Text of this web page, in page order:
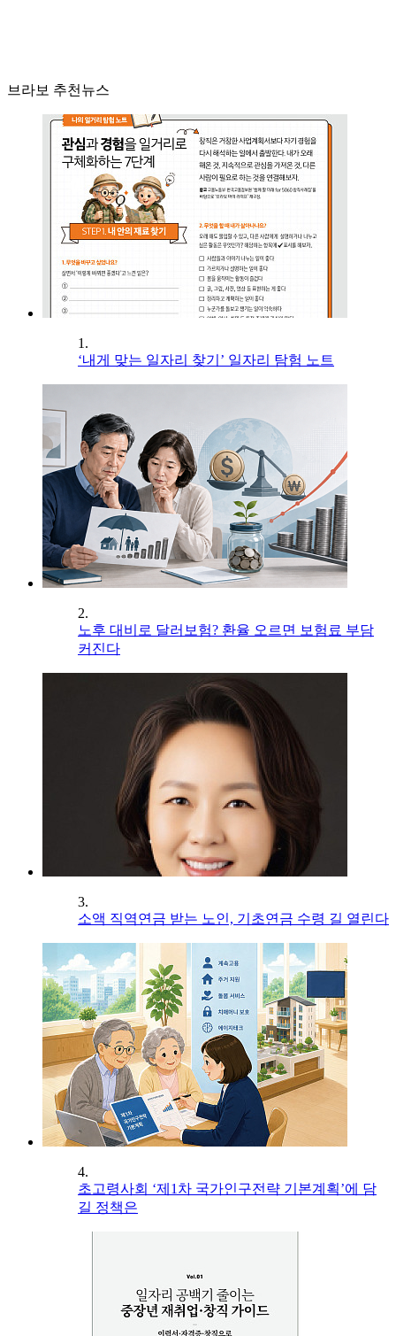
브라보 추천뉴스
1.
‘내게 맞는 일자리 찾기’ 일자리 탐험 노트
2.
노후 대비로 달러보험? 환율 오르면 보험료 부담
커진다
3.
소액 직역연금 받는 노인, 기초연금 수령 길 열린다
4.
초고령사회 ‘제1차 국가인구전략 기본계획’에 담
길 정책은